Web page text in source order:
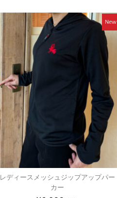
New
レディースメッシュジップアップパー
カー